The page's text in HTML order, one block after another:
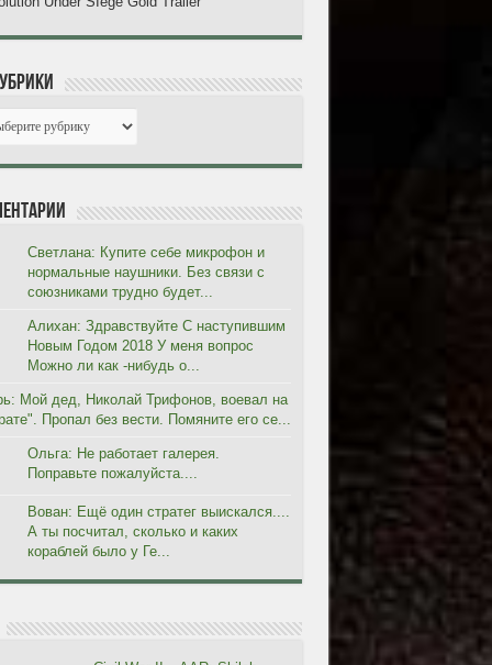
Светлана: Купите себе микрофон и
нормальные наушники. Без связи с
союзниками трудно будет...
Алихан: Здравствуйте С наступившим
Новым Годом 2018 У меня вопрос
Можно ли как -нибудь о...
Мой дед, Николай Трифонов, воевал на
Пропал без вести. Помяните его се...
Ольга: Не работает галерея.
Поправьте пожалуйста....
Вован: Ещё один стратег выискался....
А ты посчитал, сколько и каких
кораблей было у Ге...